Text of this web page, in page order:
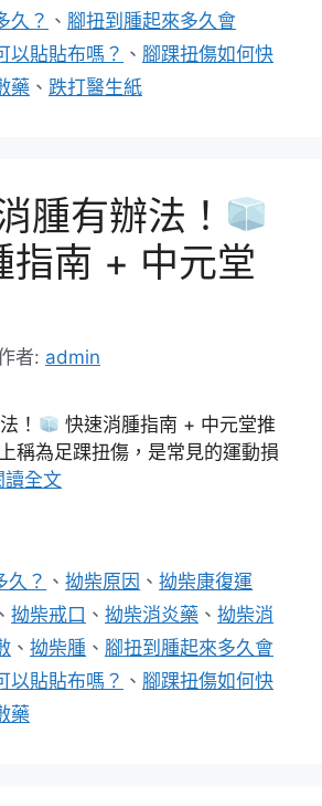
久？ 、 腳扭到腫起來多久會
以貼貼布嗎？ 、 腳踝扭傷如何快
藥 、 跌打醫生紙
腫有辦法！
指南 + 中元堂
者: admin
！
快速消腫指南 + 中元堂推
稱為足踝扭傷，是常見的運動損
讀全文
久？ 、拗柴原因 、拗柴康復運
、 拗柴戒口 、 拗柴消炎藥 、 拗柴消
、 拗柴腫 、 腳扭到腫起來多久會
以貼貼布嗎？ 、 腳踝扭傷如何快
藥